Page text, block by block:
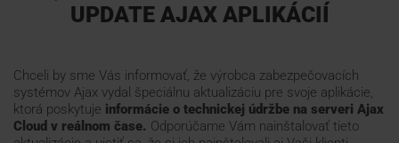
ŠKOLENIE
UPDATE AJAX APLIKÁCIÍ
Chceli by sme Vás informovať, že výrobca zabezpečovacích
systémov Ajax vydal špeciálnu aktualizáciu pre svoje aplikácie,
ktorá poskytuje informácie o technickej údržbe na serveri Ajax
Cloud v reálnom čase. Odporúčame Vám nainštalovať tieto